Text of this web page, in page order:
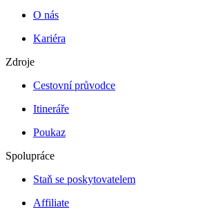
O nás
Kariéra
Zdroje
Cestovní průvodce
Itineráře
Poukaz
Spolupráce
Staň se poskytovatelem
Affiliate